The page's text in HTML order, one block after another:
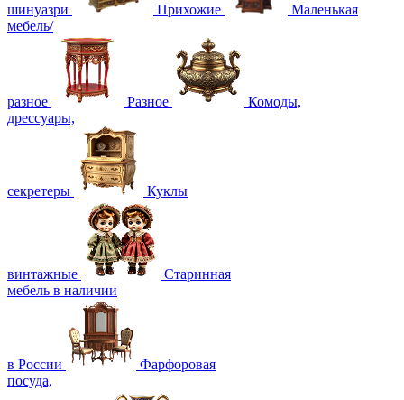
шинуазри Прихожие
Маленькая
мебель/
разное Разное
Комоды,
дрессуары,
секретеры Куклы
винтажные
Старинная
мебель в наличии
в России
Фарфоровая
посуда,